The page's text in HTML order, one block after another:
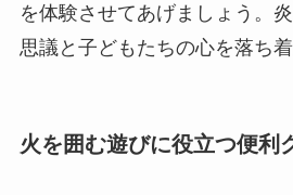
を体験させてあげましょう。
思議と子どもたちの心を落ち
火を囲む遊びに役立つ便利